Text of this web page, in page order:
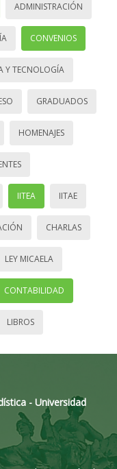
ADMINISTRACIÓN
CONVENIOS
Y TECNOLOGÍA
GRADUADOS
HOMENAJES
IITEA IITAE
CHARLAS
LEY MICAELA
CONTABILIDAD
LIBROS
- Universidad